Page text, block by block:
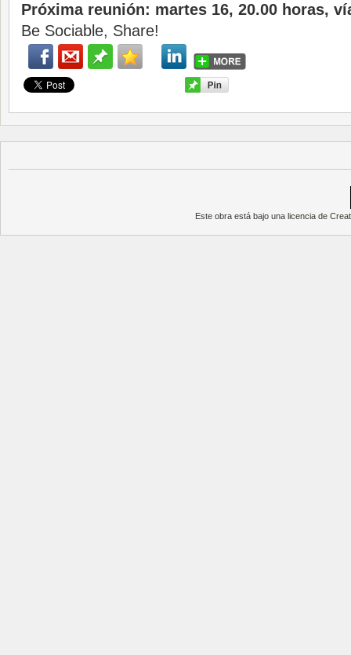
Próxima reunión: martes 16, 20.00 horas,
Be Sociable, Share!
Este obra está bajo unalicencia de